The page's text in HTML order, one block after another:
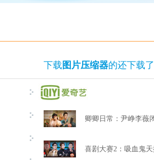
下载 图片压缩器的还下载了